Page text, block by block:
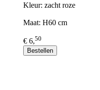
Kleur: zacht roze
Maat: H60 cm
€ 6,50
Bestellen